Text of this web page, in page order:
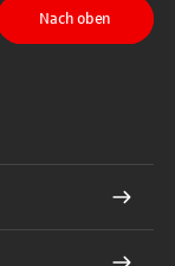
Nach oben